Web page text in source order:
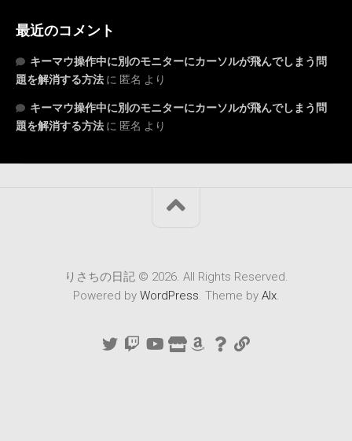
最近のコメント
キーマウ操作中に別のモニターにカーソルが飛んでしまう問
題を解消する方法 に 匿名 より
キーマウ操作中に別のモニターにカーソルが飛んでしまう問
題を解消する方法 に 匿名 より
りさちの日記 © 2026. All Rights Reserved.
Powered by WordPress. Theme by Alx.